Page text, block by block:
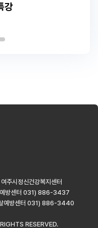
강
여주시정신건강복지센터
방센터 031) 886-3437
예방센터 031) 886-3440
RESERVED.